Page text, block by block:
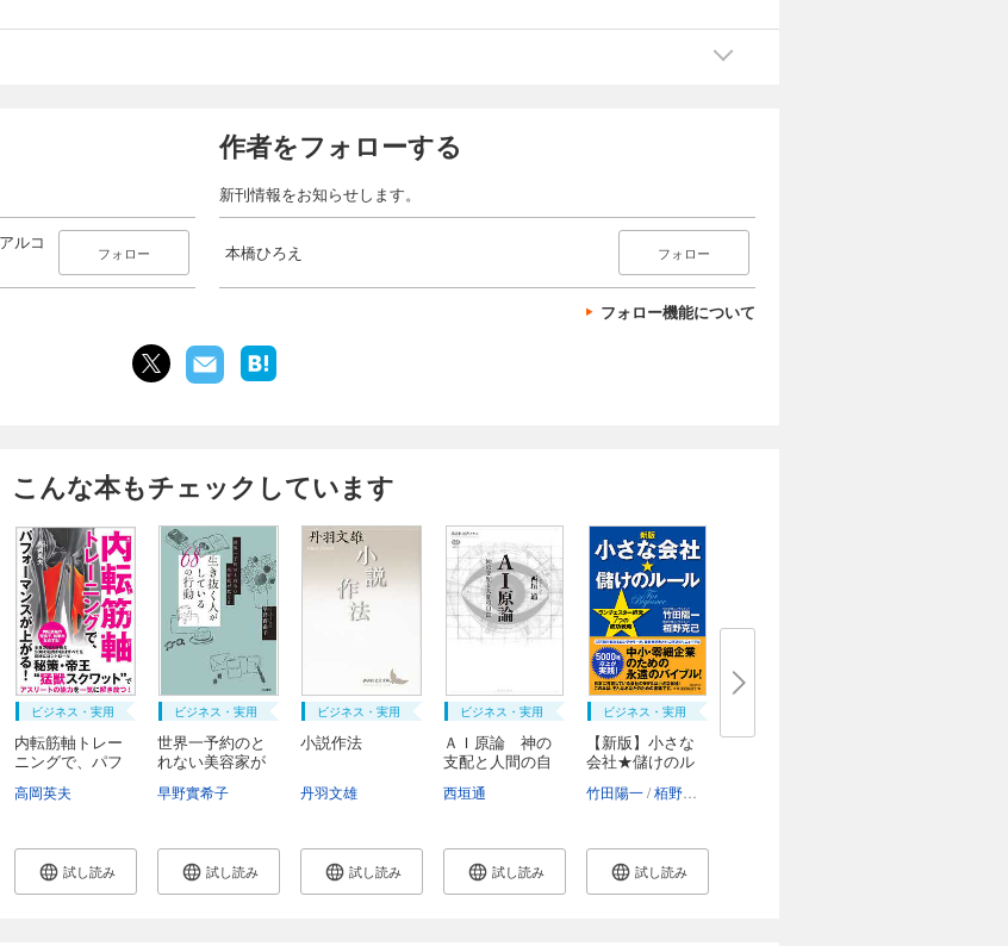
ルコ
フォロー
作者をフォローする
新刊情報をお知らせします。
本橋ひろえ フォロー
フォロー機能について
んな本もチェックしています
エルナ・ヤーディン トレイシー・K・リッチナー 松永寿人 中尾智博 金吉晴
ビジネス・実用
内転筋軸トレー
ニングで、パフ
高岡英夫
試し読み
ビジネス・実用
世界一予約のと
れない美容家が
早野實希子
試し読み
ビジネス・実用
小説作法
丹羽文雄
試し読み
ビジネス・実用
ＡＩ原論 神の
支配と人間の自
西垣通
試し読み
ビジネス・実用
【新版】小さな
会社★儲けのル
竹田陽一 栢野克己
試し読み